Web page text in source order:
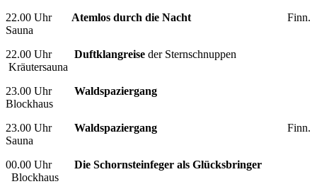
22.00 Uhr Atemlos durch die Nacht
Finn.
Sauna
22.00 UhrDuftklangreise der Sternschnuppen
Kräutersauna
23.00 Uhr Waldspaziergang
Blockhaus
23.00 Uhr Waldspaziergang
Finn.
Sauna
00.00 Uhr
Die Schornsteinfeger als Glücksbringer
Blockhaus